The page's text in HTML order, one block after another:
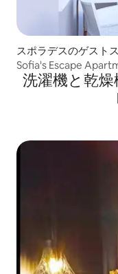
スポラデスのゲスト
Sofia's Escape
洗濯機と乾